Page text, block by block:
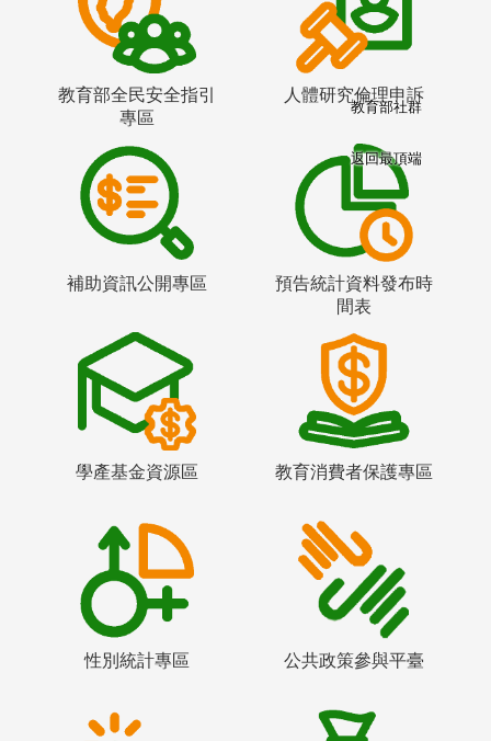
教育部全民安全指引
專區
人體研究倫理申訴
補助資訊公開專區
預告統計資料發布時
間表
學產基金資源區 教育消費者保護專區
性別統計專區 公共政策參與平臺
教育部社群
返回最頂端